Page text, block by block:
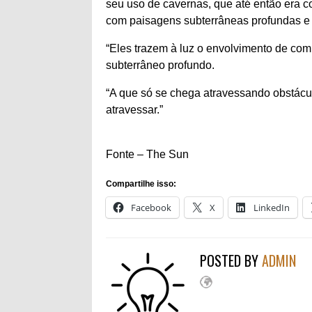
seu uso de cavernas, que até então era
com paisagens subterrâneas profundas
“Eles trazem à luz o envolvimento de
subterrâneo profundo.
“A que só se chega atravessando
atravessar.”
Fonte – The Sun
Compartilhe isso:
Facebook X LinkedIn
POSTED BYADMIN